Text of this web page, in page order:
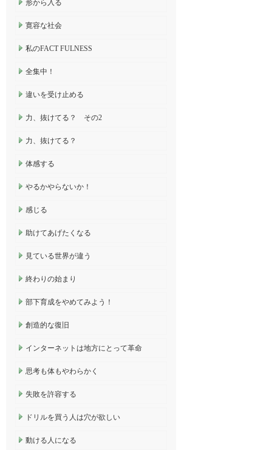
形から入る
寛容な社会
私のFACT FULNESS
全集中！
違いを受け止める
力、抜けてる？ その2
力、抜けてる？
体感する
やるかやらないか！
感じる
助けてあげたくなる
見ている世界が違う
終わりの始まり
部下育成をやめてみよう！
創造的な復旧
インターネットは地方にとって革命
思考も体もやわらかく
失敗を許容する
ドリルを買う人は穴が欲しい
動ける人になる